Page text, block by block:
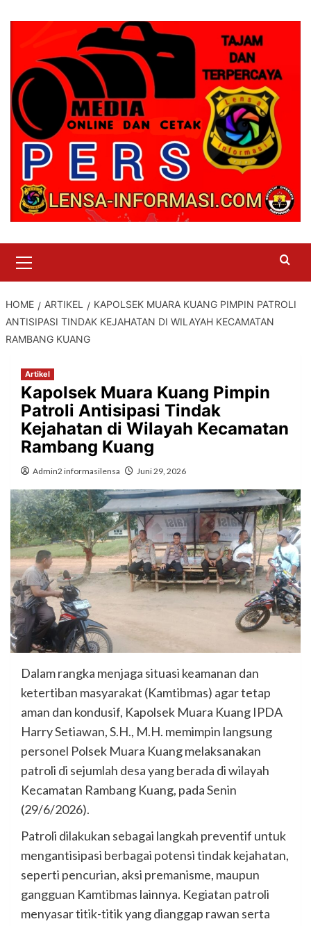
Menu
HOME ARTIKEL
KAPOLSEK MUARA KUANG PIMPIN PATROLI
ANTISIPASI TINDAK KEJAHATAN DI WILAYAH KECAMATAN
RAMBANG KUANG
Artikel
Kapolsek Muara Kuang Pimpin
Patroli Antisipasi Tindak
Kejahatan di Wilayah Kecamatan
Rambang Kuang
Admin2 informasilensa Juni 29, 2026
Dalam rangka menjaga situasi keamanan dan
ketertiban masyarakat (Kamtibmas) agar tetap
aman dan kondusif, Kapolsek Muara Kuang IPDA
Harry Setiawan, S.H., M.H. memimpin langsung
personel Polsek Muara Kuang melaksanakan
patroli di sejumlah desa yang berada di wilayah
Kecamatan Rambang Kuang, pada Senin
(29/6/2026).
Patroli dilakukan sebagai langkah preventif untuk
mengantisipasi berbagai potensi tindak kejahatan,
seperti pencurian, aksi premanisme, maupun
gangguan Kamtibmas lainnya. Kegiatan patroli
menyasar titik-titik yang dianggap rawan serta